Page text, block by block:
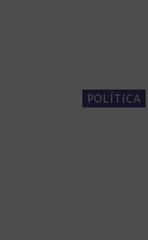
POLÍTICA